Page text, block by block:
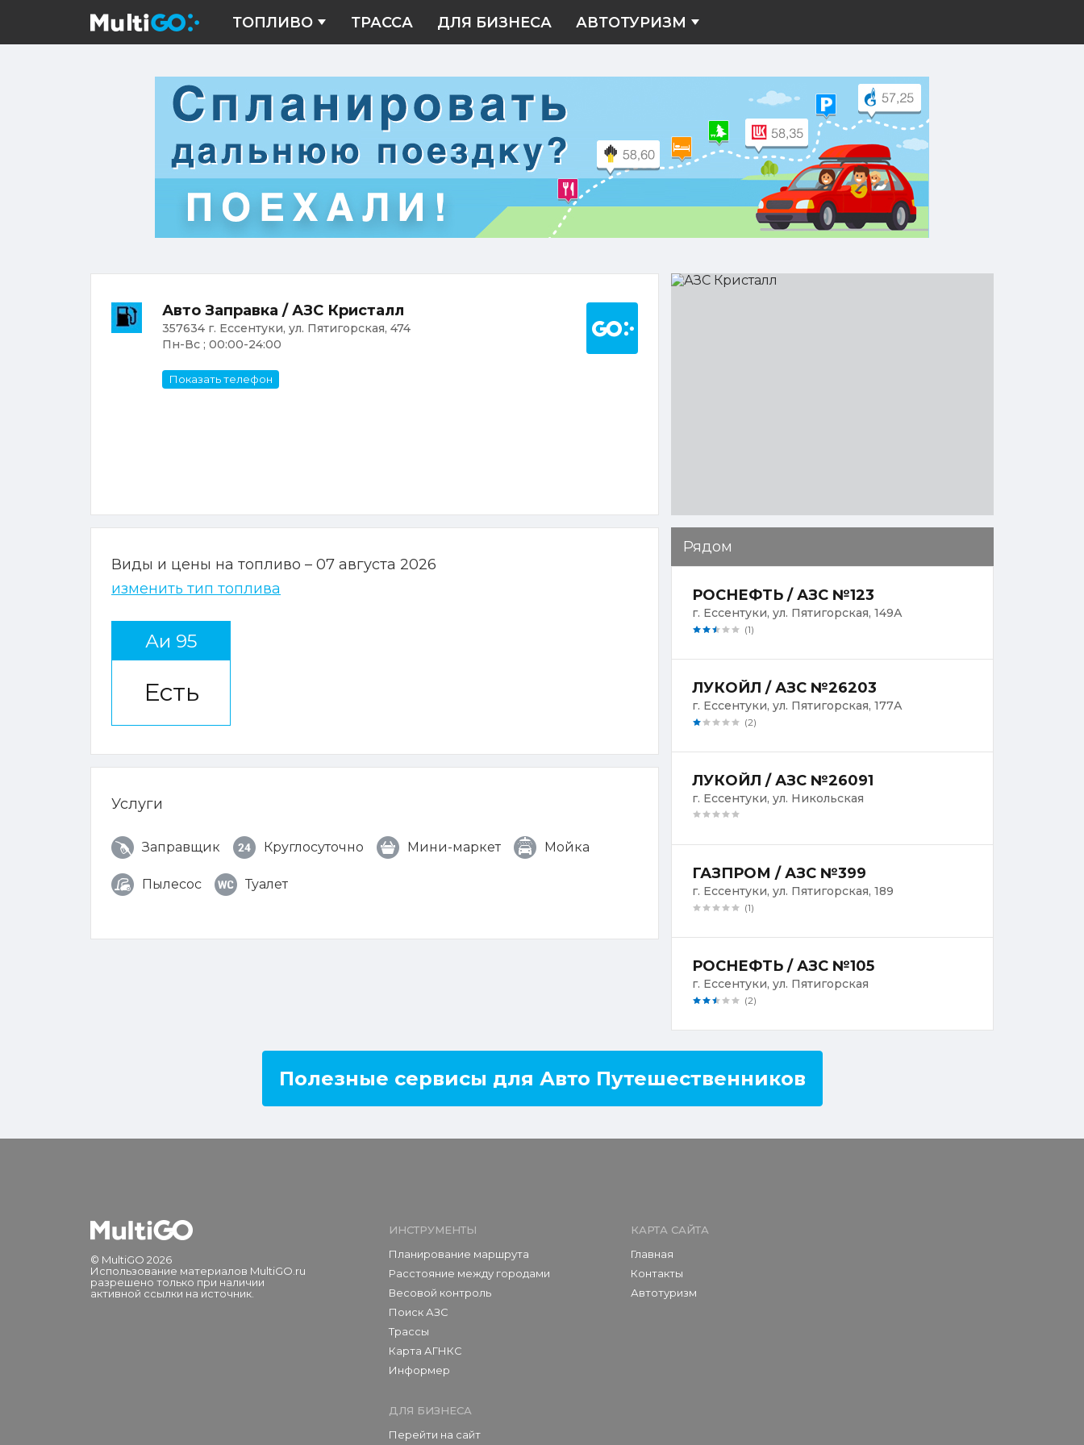
ТОПЛИВО ТРАССА ДЛЯ БИЗНЕСА АВТОТУРИЗМ
Авто Заправка / АЗС Кристалл
357634 г. Ессентуки, ул. Пятигорская, 474
Пн-Вс ; 00:00-24:00
Показать телефон
Построить маршрут на Yandex.
АЗС
Виды и цены на топливо – 07 августа 2026
изменить тип топлива
Аи 95
Есть
Услуги
Заправщик Круглосуточно Мини-маркет Мойка
Пылесос Туалет
Рядом
РОСНЕФТЬ / АЗС №123
г. Ессентуки, ул. Пятигорская, 149А
(1)
ЛУКОЙЛ / АЗС №26203
г. Ессентуки, ул. Пятигорская, 177А
(2)
ЛУКОЙЛ / АЗС №26091
г. Ессентуки, ул. Никольская
ГАЗПРОМ / АЗС №399
г. Ессентуки, ул. Пятигорская, 189
(1)
РОСНЕФТЬ / АЗС №105
г. Ессентуки, ул. Пятигорская
(2)
Полезные сервисы для Авто Путешественников
© MultiGO 2026
Использование материалов MultiGO.ru
разрешено только при наличии
активной ссылки на источник.
ИНСТРУМЕНТЫ
Планирование маршрута
Расстояние между городами
Весовой контроль
Поиск АЗС
Трассы
Карта АГНКС
Информер
ДЛЯ БИЗНЕСА
Перейти на сайт
КАРТА САЙТА
Главная
Контакты
Автотуризм